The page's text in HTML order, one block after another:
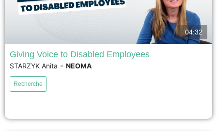
This research investigates why employees with disabilities struggle to
make their voices heard in organizations. By combining research on
employee voice and workplace disability, it identifies three key dilemmas
04:32
Giving Voice to Disabled Employees
STARZYK Anita - NEOMA
Recherche